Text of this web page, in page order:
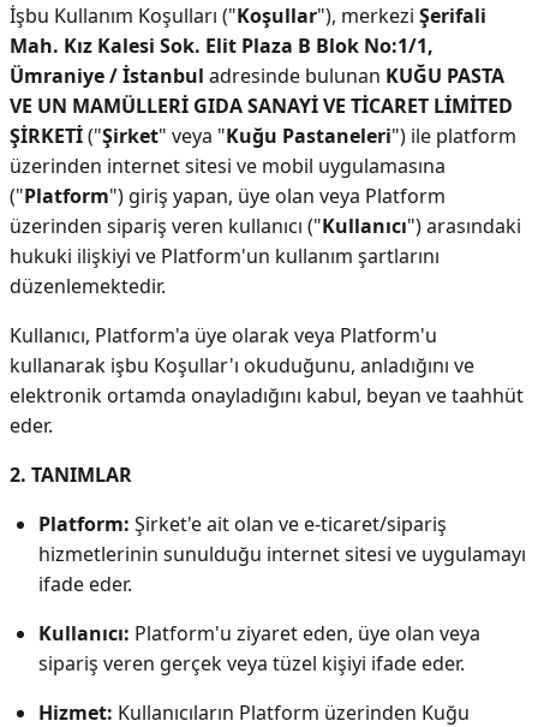
İşbu Kullanım Koşulları ("Koşullar"), merkezi Şerifali
Mah. Kız Kalesi Sok. Elit Plaza B Blok No:1/1,
Ümraniye / İstanbul adresinde bulunan KUĞU PASTA
VE UN MAMÜLLERİ GIDA SANAYİ VE TİCARET LİMİTED
ŞİRKETİ("Şirket" veya "Kuğu Pastaneleri") ile platform
üzerinden internet sitesi ve mobil uygulamasına
("Platform") giriş yapan, üye olan veya Platform
üzerinden sipariş veren kullanıcı ("Kullanıcı") arasındaki
hukuki ilişkiyi ve Platform'un kullanım şartlarını
düzenlemektedir.
Kullanıcı, Platform'a üye olarak veya Platform'u
kullanarak işbu Koşullar'ı okuduğunu, anladığını ve
elektronik ortamda onayladığını kabul, beyan ve taahhüt
eder.
2. TANIMLAR
Platform: Şirket'e ait olan ve e-ticaret/sipariş
hizmetlerinin sunulduğu internet sitesi ve uygulamayı
ifade eder.
Kullanıcı: Platform'u ziyaret eden, üye olan veya
sipariş veren gerçek veya tüzel kişiyi ifade eder.
Hizmet: Kullanıcıların Platform üzerinden Kuğu